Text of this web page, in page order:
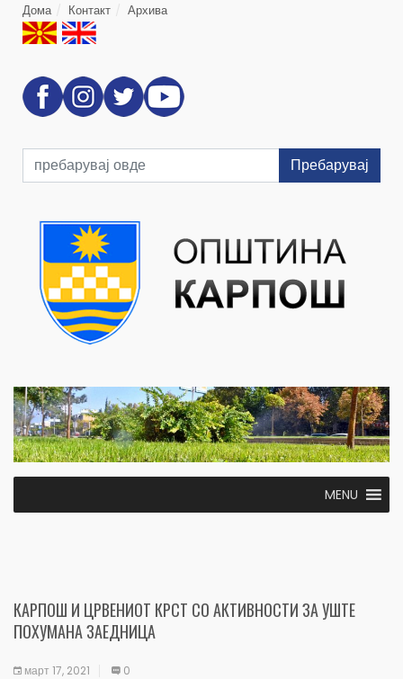
Дома Контакт Архива
Пребарувај
MENU
КАРПОШ И ЦРВЕНИОТ КРСТ СО АКТИВНОСТИ ЗА УШТЕ
ПОХУМАНА ЗАЕДНИЦА
март 17, 2021 0